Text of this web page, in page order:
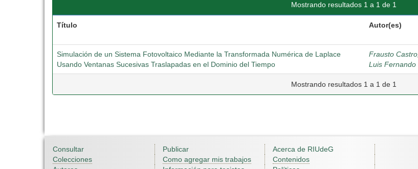
Mostrando resultados 1 a 1 de 1
Título Autor(es)
Simulación de un Sistema Fotovoltaico Mediante la Transformada Numérica de Laplace
Usando Ventanas Sucesivas Traslapadas en el Dominio del Tiempo
Frausto Castro,
Luis Fernando
Mostrando resultados 1 a 1 de 1
Consultar
Colecciones
Publicar
Como agregar mis trabajos
Acerca de RIUdeG
Contenidos